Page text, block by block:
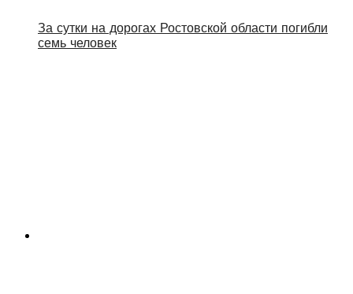
За сутки на дорогах Ростовской области погибли
семь человек